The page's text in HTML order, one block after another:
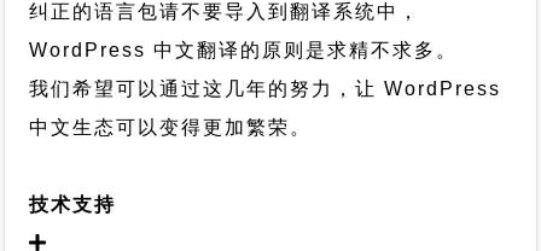
纠正的语言包请不要导入到翻译系统中，
WordPress 中文翻译的原则 是求精不求多。
我们希望可以通过这几年的努力，让 WordPress
中文生态可以变得更加繁荣。
技术支持